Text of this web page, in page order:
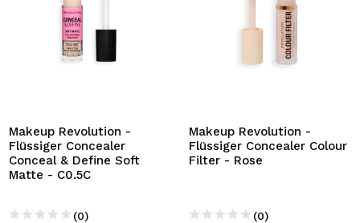
Makeup Revolution -
Flüssiger Concealer
Conceal & Define Soft
Matte - C0.5C
(0)
Makeup Revolution -
Flüssiger Concealer Colour
Filter - Rose
(0)